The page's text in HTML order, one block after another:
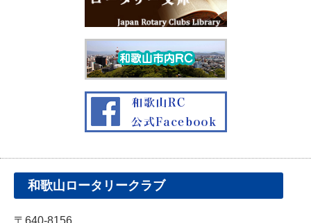
和歌山ロータリークラブ